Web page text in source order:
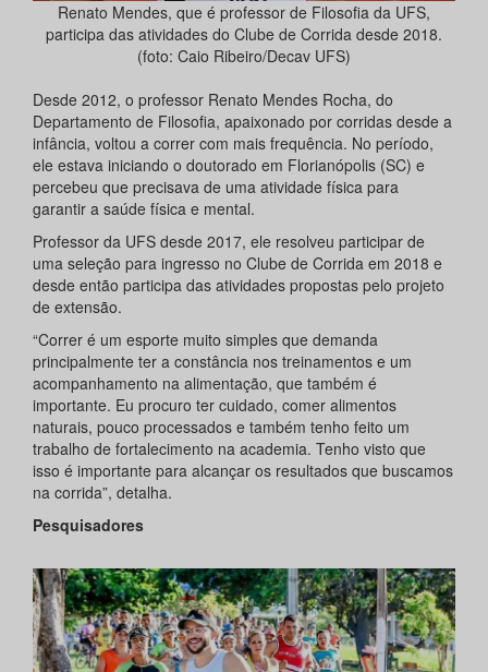
Renato Mendes, que é professor de Filosofia da UFS,
participa das atividades do Clube de Corrida desde 2018.
(foto: Caio Ribeiro/Decav UFS)
Desde 2012, o professor Renato Mendes Rocha, do
Departamento de Filosofia, apaixonado por corridas desde a
infância, voltou a correr com mais frequência. No período,
ele estava iniciando o doutorado em Florianópolis (SC) e
percebeu que precisava de uma atividade física para
garantir a saúde física e mental.
Professor da UFS desde 2017, ele resolveu participar de
uma seleção para ingresso no Clube de Corrida em 2018 e
desde então participa das atividades propostas pelo projeto
de extensão.
“Correr é um esporte muito simples que demanda
principalmente ter a constância nos treinamentos e um
acompanhamento na alimentação, que também é
importante. Eu procuro ter cuidado, comer alimentos
naturais, pouco processados e também tenho feito um
trabalho de fortalecimento na academia. Tenho visto que
isso é importante para alcançar os resultados que buscamos
na corrida”, detalha.
Pesquisadores